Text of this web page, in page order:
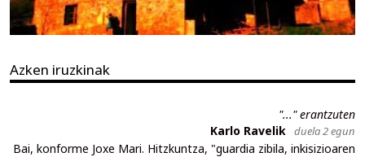
Azken iruzkinak
"..." erantzuten
Karlo Ravelik duela 2 egun
Bai, konforme Joxe Mari. Hitzkuntza, "guardia zibila, inkisizioaren